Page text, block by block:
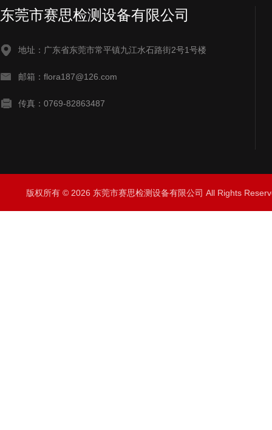
东莞市赛思检测设备有限公司
地址：广东省东莞市常平镇九江水石路街2号1号楼
邮箱：flora187@126.com
传真：0769-82863487
版权所有 © 2026 东莞市赛思检测设备有限公司 All Rights